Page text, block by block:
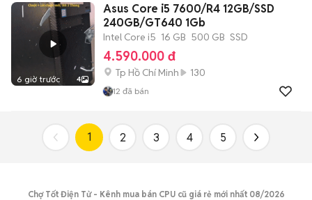
6 giờ trước 4
Asus Core i5 7600/R4 12GB/SSD
240GB/GT640 1Gb
Intel Core i5 16 GB 500 GB SSD
4.590.000 đ
Tp Hồ Chí Minh 130
12 đã bán
1 2 3 4 5
Chợ Tốt Điện Tử - Kênh mua bán CPU cũ giá rẻ mới nhất 08/2026